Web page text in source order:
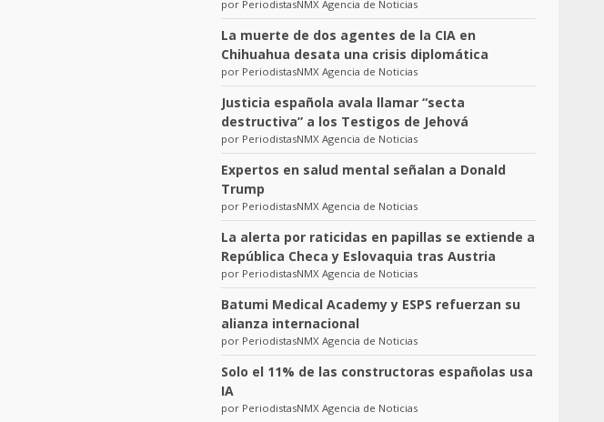
por PeriodistasNMX Agencia de Noticias
La muerte de dos agentes de la CIA en
Chihuahua desata una crisis diplomática
por PeriodistasNMX Agencia de Noticias
Justicia española avala llamar “secta
destructiva” a los Testigos de Jehová
por PeriodistasNMX Agencia de Noticias
Expertos en salud mental señalan a Donald
Trump
por PeriodistasNMX Agencia de Noticias
La alerta por raticidas en papillas se extiende a
República Checa y Eslovaquia tras Austria
por PeriodistasNMX Agencia de Noticias
Batumi Medical Academy y ESPS refuerzan su
alianza internacional
por PeriodistasNMX Agencia de Noticias
Solo el 11% de las constructoras españolas usa
IA
por PeriodistasNMX Agencia de Noticias